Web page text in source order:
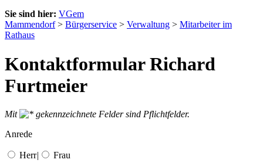
Sie sind hier: VGem
Mammendorf> Bürgerservice > Verwaltung > Mitarbeiter im
Rathaus
Kontaktformular Richard
Furtmeier
Mit
gekennzeichnete Felder sind Pflichtfelder.
Anrede
Herr| Frau